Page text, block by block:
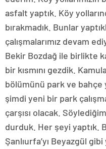
asfalt yaptık. Köy
bırakmadık. Bunlar
çalışmalarımız devam
Bekir Bozdağ ile birlikte
bir kısmını gezdik.
bölümünü park ve bahçe
şimdi yeni bir park
çarşısı olacak.
durduk. Her şeyi yaptık.
Şanlıurfa’yı Beyazgül